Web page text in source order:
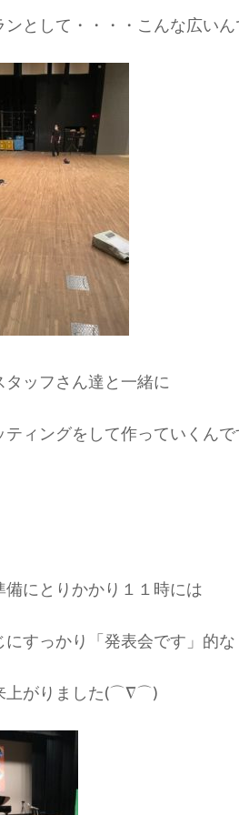
ンとして・・・・こんな広い
タッフさん達と一緒に
ティングをして作っていくん
備にとりかかり１１時には
にすっかり「発表会です」的な
上がりました(⌒∇⌒)